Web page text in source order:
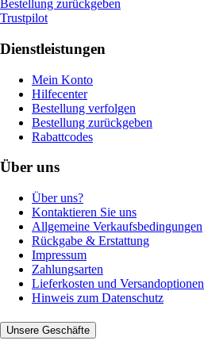
Bestellung zurückgeben
Trustpilot
Dienstleistungen
Mein Konto
Hilfecenter
Bestellung verfolgen
Bestellung zurückgeben
Rabattcodes
Über uns
Über uns?
Kontaktieren Sie uns
Allgemeine Verkaufsbedingungen
Rückgabe & Erstattung
Impressum
Zahlungsarten
Lieferkosten und Versandoptionen
Hinweis zum Datenschutz
Unsere Geschäfte